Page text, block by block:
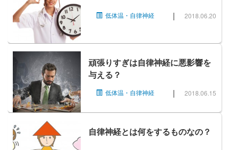
低体温・自律神経 | 2018.06.20
頑張りすぎは自律神経に悪影響を
与える？
低体温・自律神経 | 2018.06.15
自律神経とは何をするものなの？